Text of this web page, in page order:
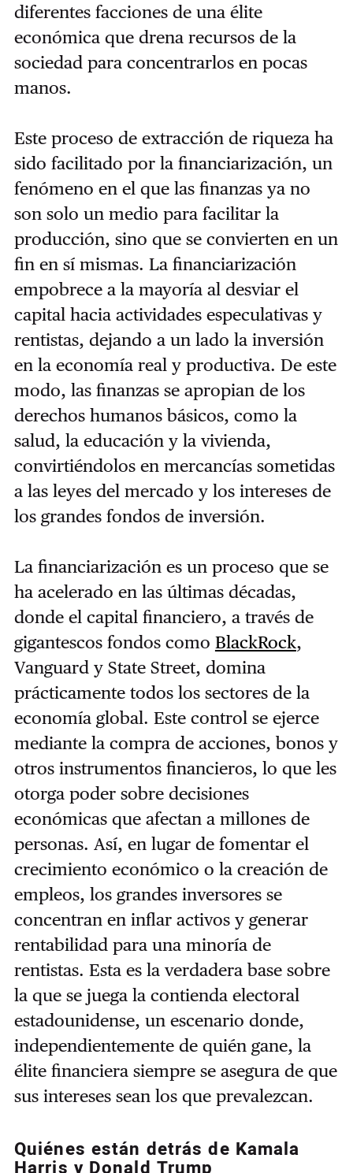
diferentes facciones de una élite
económica que drena recursos de la
sociedad para concentrarlos en pocas
manos.
Este proceso de extracción de riqueza ha
sido facilitado por la financiarización, un
fenómeno en el que las finanzas ya no
son solo un medio para facilitar la
producción, sino que se convierten en un
fin en sí mismas. La financiarización
empobrece a la mayoría al desviar el
capital hacia actividades especulativas y
rentistas, dejando a un lado la inversión
en la economía real y productiva. De este
modo, las finanzas se apropian de los
derechos humanos básicos, como la
salud, la educación y la vivienda,
convirtiéndolos en mercancías sometidas
a las leyes del mercado y los intereses de
los grandes fondos de inversión.
La financiarización es un proceso que se
ha acelerado en las últimas décadas,
donde el capital financiero, a través de
gigantescos fondos como BlackRock,
Vanguard y State Street, domina
prácticamente todos los sectores de la
economía global. Este control se ejerce
mediante la compra de acciones, bonos y
otros instrumentos financieros, lo que les
otorga poder sobre decisiones
económicas que afectan a millones de
personas. Así, en lugar de fomentar el
crecimiento económico o la creación de
empleos, los grandes inversores se
concentran en inflar activos y generar
rentabilidad para una minoría de
rentistas. Esta es la verdadera base sobre
la que se juega la contienda electoral
estadounidense, un escenario donde,
independientemente de quién gane, la
élite financiera siempre se asegura de que
sus intereses sean los que prevalezcan.
Quiénes están detrás de Kamala